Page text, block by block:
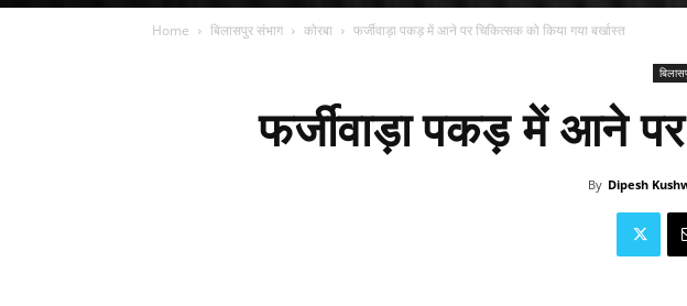
Home बिलासपुर संभाग कोरबा फर्जीवाड़ा पकड़ में आने पर चिकित्सक को किया गया बर्खास्त
फर्जीवाड़ा पकड़ में आने पर
By Dipesh